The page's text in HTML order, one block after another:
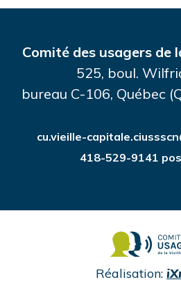
Comité des usagers de
525, boul.
bureau C-106, Québec
cu.vieille-
418-529-9141
Réalisation: